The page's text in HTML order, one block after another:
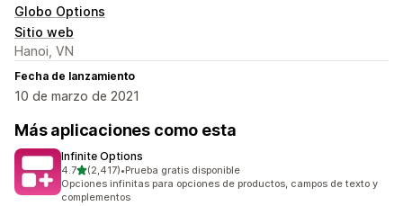
Globo Options
Sitio web
Hanoi, VN
Fecha de lanzamiento
10 de marzo de 2021
Más aplicaciones como esta
Infinite Options
4.7de 5 estrellas
(2,417)
2417 reseñas en total
•Prueba gratis disponible
Opciones infinitas para opciones de productos, campos de texto y
complementos